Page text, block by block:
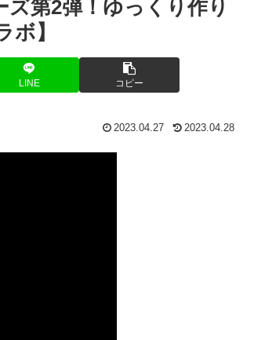
ズ第2弾！ゆっくり作り
】
LINE コピー
2023.04.27 2023.04.28